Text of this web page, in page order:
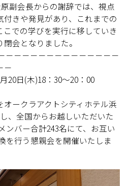
副会長からの謝辞では、視点
付きや発見があり、これまでの
での学びを実行に移していき
会となりました。
－－－－－－－－－－－－－－
－
20日(木)18：30～20：00
ークラアクトシティホテル浜
、全国からお越しいただいた
ンバー合計243名にて、お互い
を行う懇親会を開催いたしま